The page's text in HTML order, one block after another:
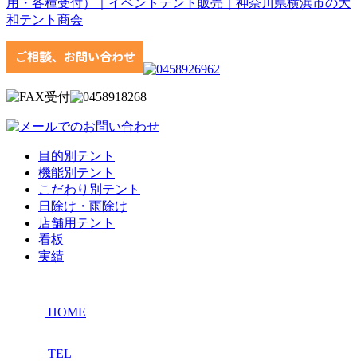
目的別テント
機能別テント
こだわり別テント
日除け・雨除け
店舗用テント
看板
実績
HOME
TEL